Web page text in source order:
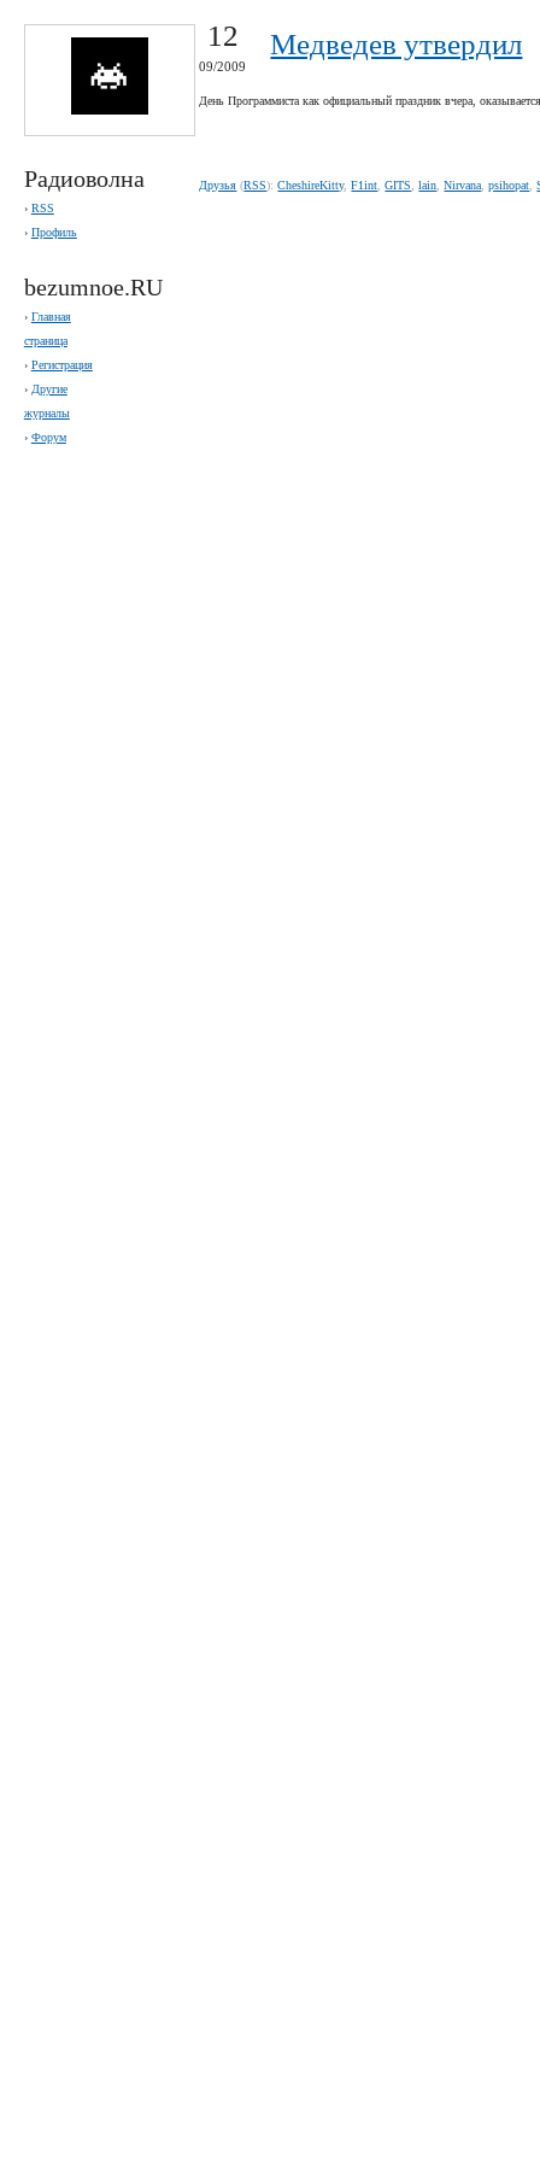
Радиоволна
› RSS
› Профиль
bezumnoe.RU
› Главная
страница
› Регистрация
› Другие
журналы
› Форум
12
09/2009
Медведев утвердил
День Программиста как официальный праздник вчера,
Друзья (RSS):CheshireKitty,F1int ,GITS ,lain ,Nirvana ,psihopat ,